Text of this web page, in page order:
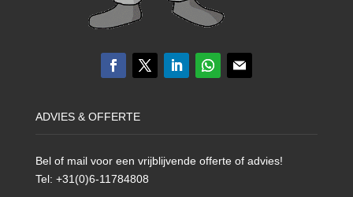
ADVIES & OFFERTE
Bel of mail voor een vrijblijvende offerte of advies!
Tel: +31(0)6-11784808